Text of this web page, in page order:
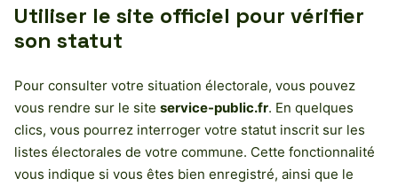
Utiliser le site officiel pour vérifier
son statut
Pour consulter votre situation électorale, vous pouvez
vous rendre sur le site service-public.fr. En quelques
clics, vous pourrez interroger votre statut inscrit sur les
listes électorales de votre commune. Cette fonctionnalité
vous indique si vous êtes bien enregistré, ainsi que le